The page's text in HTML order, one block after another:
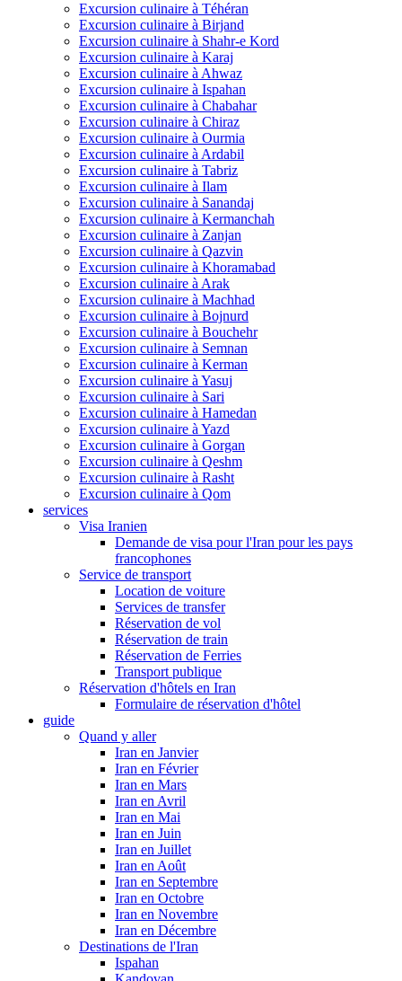
Excursion culinaire à Téhéran
Excursion culinaire à Birjand
Excursion culinaire à Shahr-e Kord
Excursion culinaire à Karaj
Excursion culinaire à Ahwaz
Excursion culinaire à Ispahan
Excursion culinaire à Chabahar
Excursion culinaire à Chiraz
Excursion culinaire à Ourmia
Excursion culinaire à Ardabil
Excursion culinaire à Tabriz
Excursion culinaire à Ilam
Excursion culinaire à Sanandaj
Excursion culinaire à Kermanchah
Excursion culinaire à Zanjan
Excursion culinaire à Qazvin
Excursion culinaire à Khoramabad
Excursion culinaire à Arak
Excursion culinaire à Machhad
Excursion culinaire à Bojnurd
Excursion culinaire à Bouchehr
Excursion culinaire à Semnan
Excursion culinaire à Kerman
Excursion culinaire à Yasuj
Excursion culinaire à Sari
Excursion culinaire à Hamedan
Excursion culinaire à Yazd
Excursion culinaire à Gorgan
Excursion culinaire à Qeshm
Excursion culinaire à Rasht
Excursion culinaire à Qom
services
Visa Iranien
Demande de visa pour l'Iran pour les pays
francophones
Service de transport
Location de voiture
Services de transfer
Réservation de vol
Réservation de train
Réservation de Ferries
Transport publique
Réservation d'hôtels en Iran
Formulaire de réservation d'hôtel
guide
Quand y aller
Iran en Janvier
Iran en Février
Iran en Mars
Iran en Avril
Iran en Mai
Iran en Juin
Iran en Juillet
Iran en Août
Iran en Septembre
Iran en Octobre
Iran en Novembre
Iran en Décembre
Destinations de l'Iran
Ispahan